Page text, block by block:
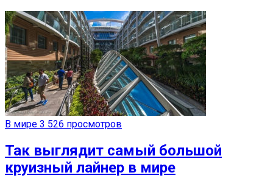
В мире 3 526 просмотров
Так выглядит самый большой
круизный лайнер в мире